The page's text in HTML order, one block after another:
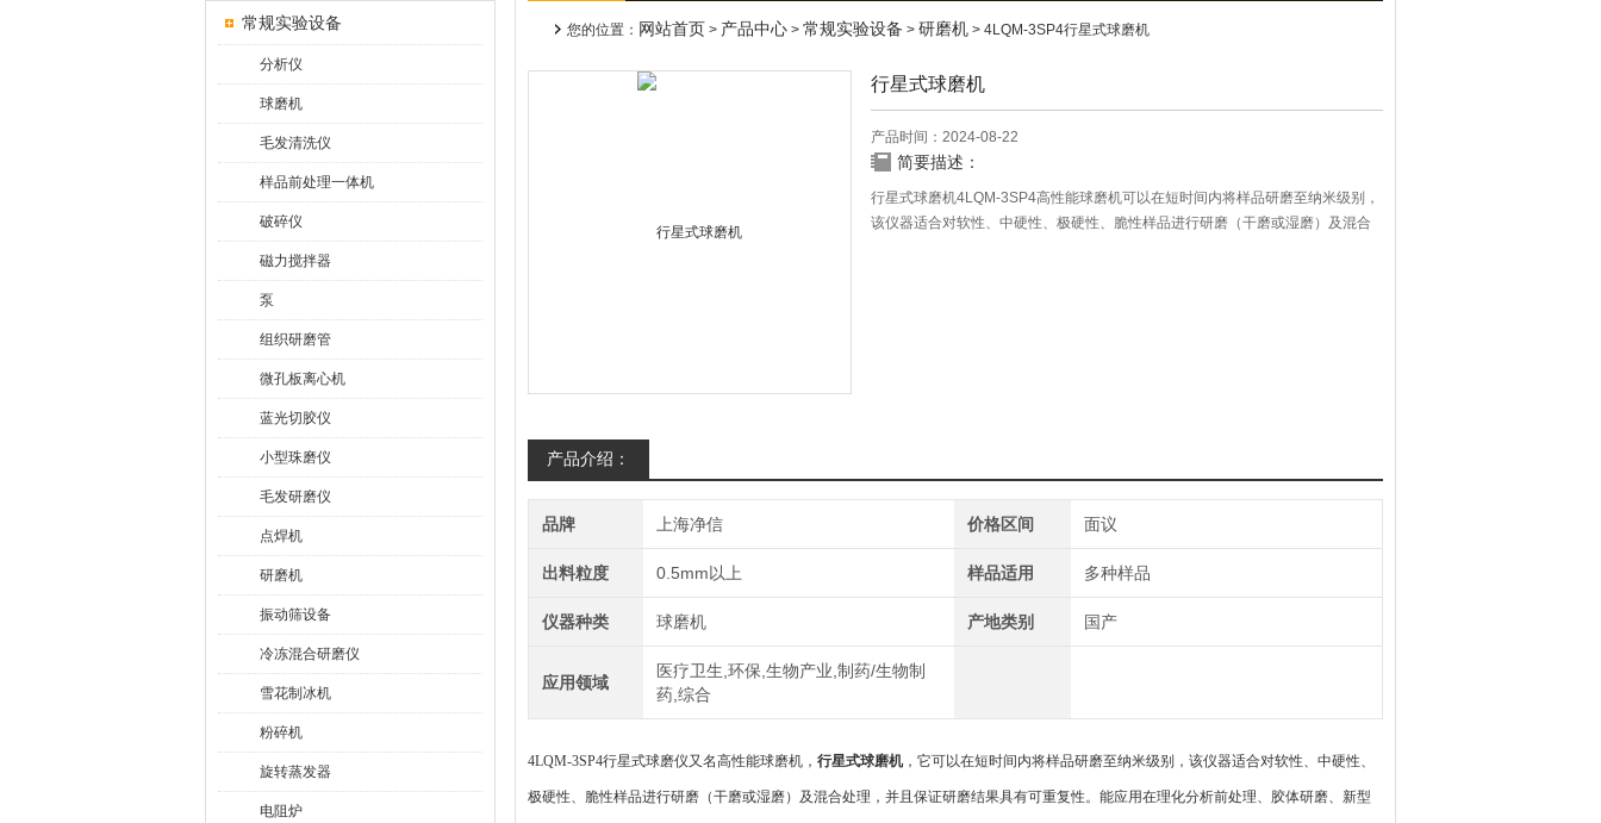
常规实验设备
分析仪
球磨机
毛发清洗仪
样品前处理一体机
破碎仪
磁力搅拌器
泵
组织研磨管
微孔板离心机
蓝光切胶仪
小型珠磨仪
毛发研磨仪
点焊机
研磨机
振动筛设备
冷冻混合研磨仪
雪花制冰机
粉碎机
旋转蒸发器
电阻炉
您的位置： 网站首页 > 产品中心 > 常规实验设备 > 研磨机 > 4LQM-3SP4行星式球磨机
行星式球磨机
产品时间：2024-08-22
简要描述：
行星式球磨机4LQM-3SP4高性能球磨机可以在短时间内将样品研磨至纳米级别，
该仪器适合对软性、中硬性、极硬性、脆性样品进行研磨（干磨或湿磨）及混合
产品介绍：
品牌 上海净信 价格区间 面议
出料粒度 0.5mm以上 样品适用 多种样品
仪器种类 球磨机 产地类别 国产
应用领域
医疗卫生,环保,生物产业,制药/生物制
药,综合
4LQM-3SP4行星式球磨仪又名高性能球磨机， 行星式球磨机，它可以在短时间内将样品研磨至纳米级别，该仪器适合对软性、中硬性、
极硬性、脆性样品进行研磨（干磨或湿磨）及混合处理，并且保证研磨结果具有可重复性。能应用在理化分析前处理、胶体研磨、新型